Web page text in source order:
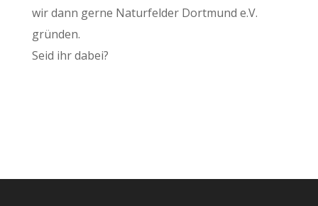
wir dann gerne Naturfelder Dortmund e.V.
gründen.
Seid ihr dabei?